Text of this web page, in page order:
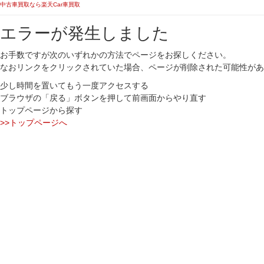
中古車買取なら楽天Car車買取
エラーが発生しました
お手数ですが次のいずれかの方法でページをお探しください。
なおリンクをクリックされていた場合、ページが削除された可能性が
少し時間を置いてもう一度アクセスする
ブラウザの「戻る」ボタンを押して前画面からやり直す
トップページから探す
>>トップページへ